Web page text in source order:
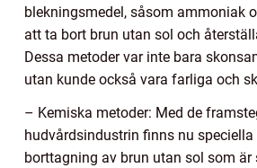
blekningsmedel, såsom ammoniak
att ta bort brun utan sol och
Dessa metoder var inte bara
utan kunde också vara farliga och
– Kemiska metoder: Med de
hudvårdsindustrin finns nu
borttagning av brun utan sol som är